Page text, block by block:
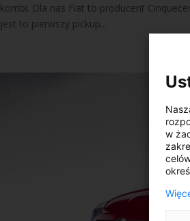
kombi. Dla nas Fiat to producent
jest to pierwszy pickup...
w